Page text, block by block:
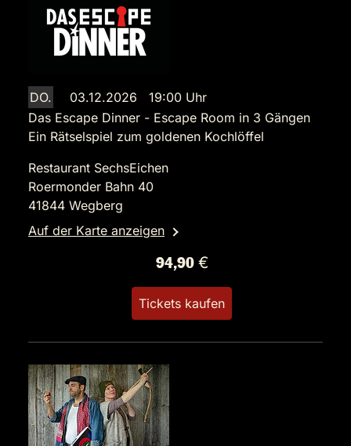
DO.
03.12.2026 19:00 Uhr
Das Escape Dinner - Escape Room in 3 Gängen
Ein Rätselspiel zum goldenen Kochlöffel
Restaurant SechsEichen
Roermonder Bahn 40
41844 Wegberg
Auf der Karte anzeigen
94,90 €
Tickets kaufen